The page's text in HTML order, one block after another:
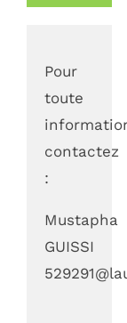
Pour
toute
contactez
:
Mustapha
GUISSI